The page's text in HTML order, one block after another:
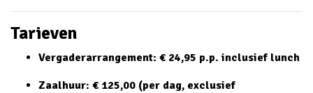
Tarieven
Vergaderarrangement: € 24,95 p.p. inclusief lunch
Zaalhuur: € 125,00 (per dag, exclusief